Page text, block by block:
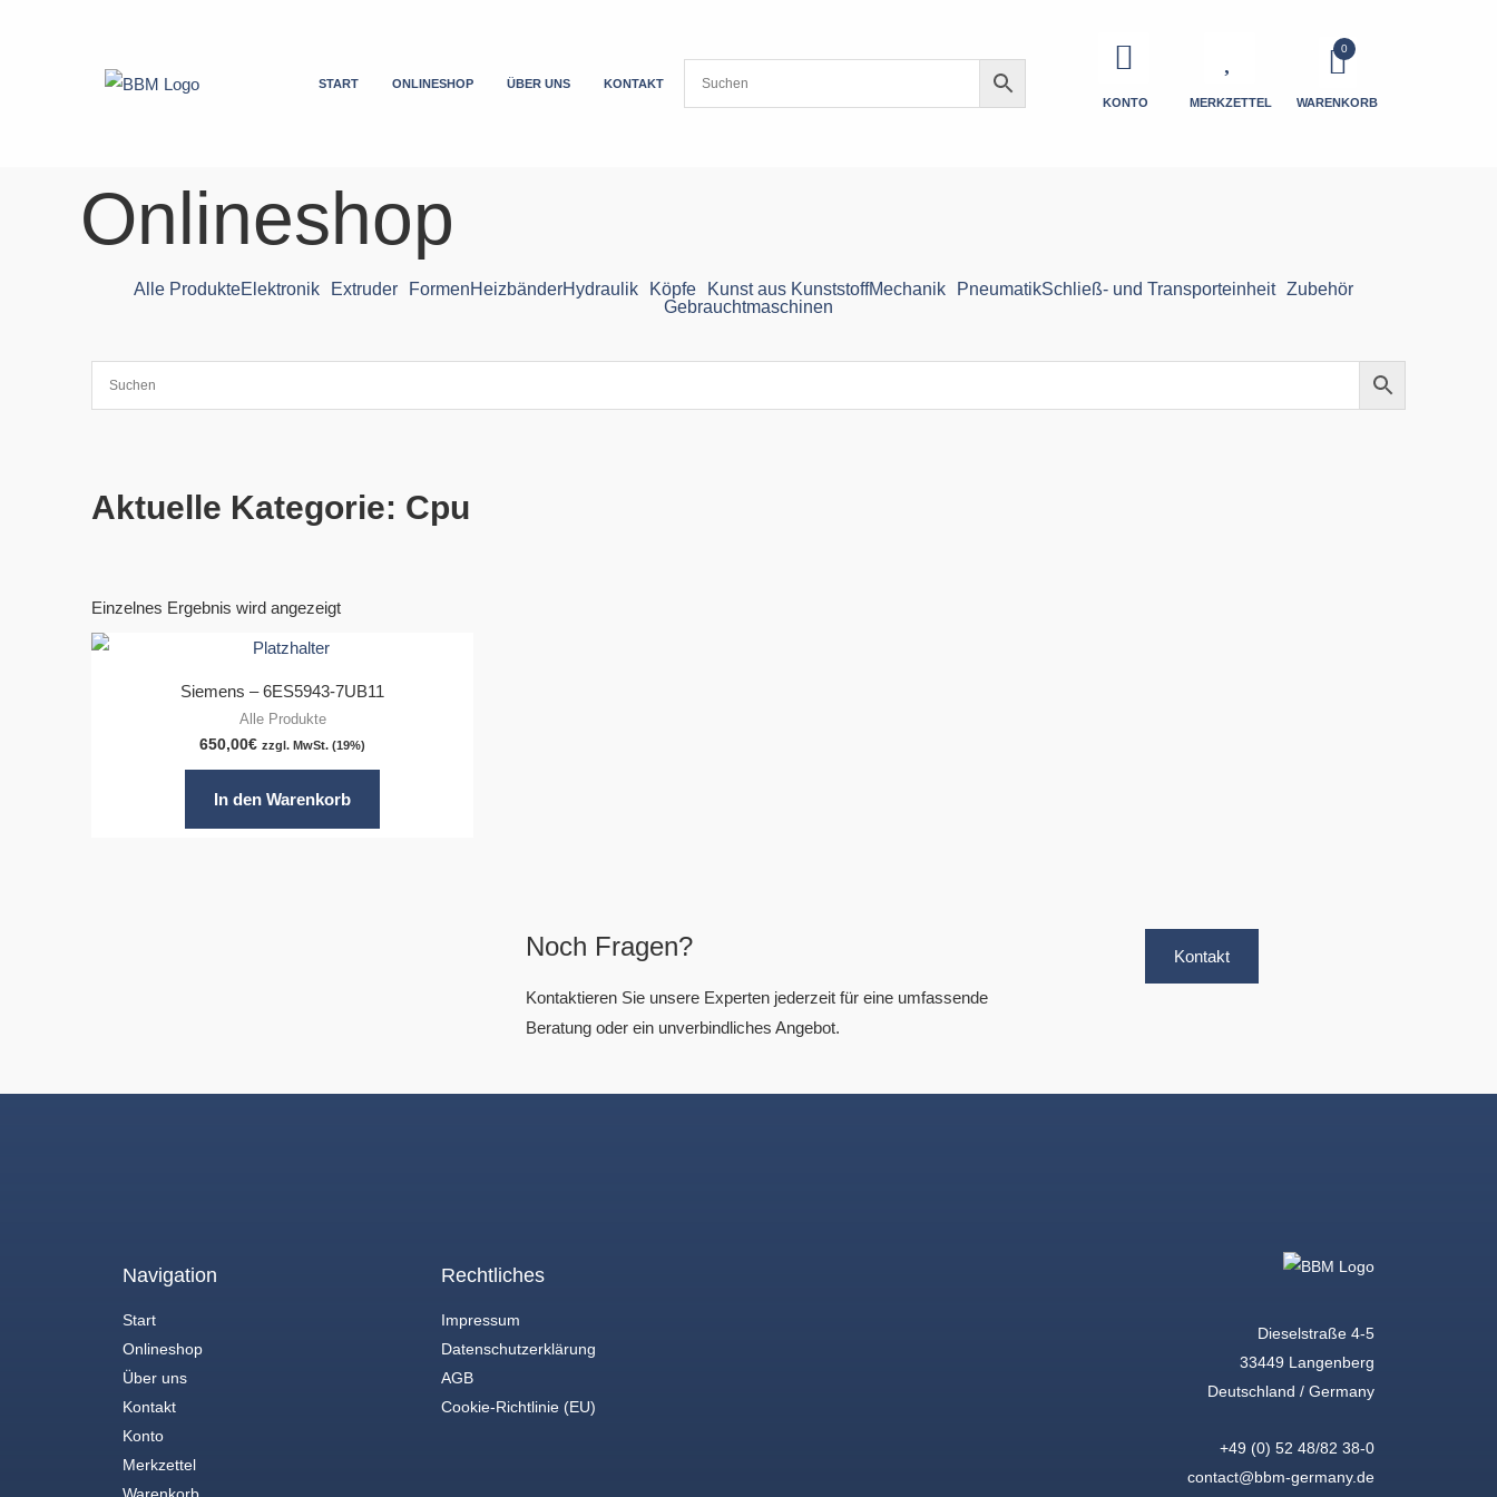
START ONLINESHOP ÜBER UNS
KONTAKT
KONTO
MERKZETTEL WARENKORB
Onlineshop
Alle ProdukteElektronik Extruder FormenHeizbänderHydraulik Köpfe Kunst aus KunststoffMechanik PneumatikSchließ- und Transporteinheit
Zubehör
Gebrauchtmaschinen
Aktuelle Kategorie: Cpu
Einzelnes Ergebnis wird angezeigt
Siemens – 6ES5943-7UB11
Alle Produkte
650,00€ zzgl. MwSt. (19%)
In den Warenkorb
Noch Fragen?
Kontaktieren Sie unsere Experten jederzeit für eine umfassende
Beratung oder ein unverbindliches Angebot.
Kontakt
Navigation
Start
Onlineshop
Über uns
Kontakt
Konto
Merkzettel
Rechtliches
Impressum
Datenschutzerklärung
AGB
Cookie-Richtlinie (EU)
Dieselstraße 4-5
33449 Langenberg
Deutschland / Germany
+49 (0) 52 48/82 38-0
contact@bbm-germany.de